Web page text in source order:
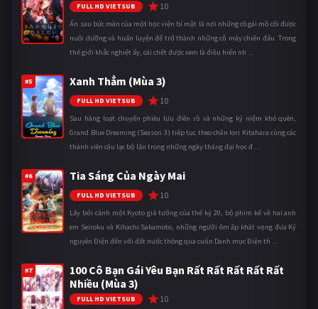
FULL HD VIETSUB 10
Ẩn sau bức màn của một học viện bí mật là nơi những cô gái mồ côi được
nuôi dưỡng và huấn luyện để trở thành những cỗ máy chiến đấu. Trong
thế giới khắc nghiệt ấy, cái chết được xem là điều hiển nh ...
#5 Xanh Thẳm (Mùa 3)
FULL HD VIETSUB 10
Sau hàng loạt chuyến phiêu lưu điên rồ và những kỷ niệm khó quên,
Grand Blue Dreaming (Season 3) tiếp tục theo chân Iori Kitahara cùng các
thành viên câu lạc bộ lặn trong những ngày tháng đại học đ ...
#6 Tia Sáng Của Ngày Mai
FULL HD VIETSUB 10
Lấy bối cảnh một Kyoto giả tưởng của thế kỷ 20, bộ phim kể về hai anh
em Seiroku và Kihachi Sakamoto, những người ôm ấp khát vọng đưa Kỷ
nguyên Điện đến với đất nước thông qua cuốn Danh mục Điện th ...
#7
100 Cô Bạn Gái Yêu Bạn Rất Rất Rất Rất Rất
Nhiều (Mùa 3)
FULL HD VIETSUB 10